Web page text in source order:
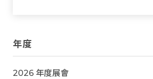
年度
2026 年度展會